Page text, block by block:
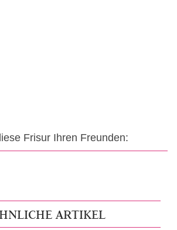
Frisur Ihren Freunden:
ARTIKEL